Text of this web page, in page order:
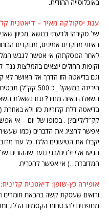
באוכלוסייה ההודית.
ענת יסקולקה מאיר – דיאטנית
של סקירה! ולדעתי בנושא: מכיוון
ראיתי מחקרים אמינים, מבוקרים
לאחר הפסקתה) אי אפשר לגבש
וקופות החולים יוצאים בהמלצות
וגם בדיאטה הזו הדרך אל האושר
הירידה במשקל _כ
השאלה באיזה מחיר? וגם נשאלת
קק"ל/ליום?) . בסופו של יום – אי
אפשר להציג את הדברים (כמו
יקבלו את הטיעונים הללו. כל עוד
הגיעו אלי ילדים/בני נוער
המדוברת…) אי אפשר להכריח.
אופירה כץ-שופן: דיאטנית קלינית
ורואים שעסקת קשה בהבאת חומרים
מתפתים להבטחות הקסמים הללו,